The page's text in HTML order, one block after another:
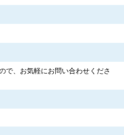
で、お気軽にお問い合わせくださ